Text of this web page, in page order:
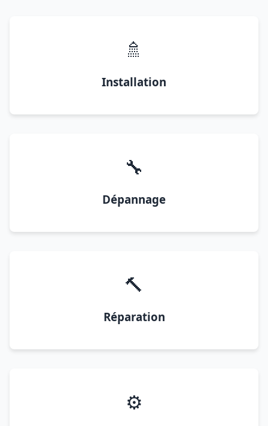
🚿
Installation
🔧
Dépannage
🔨
Réparation
⚙️